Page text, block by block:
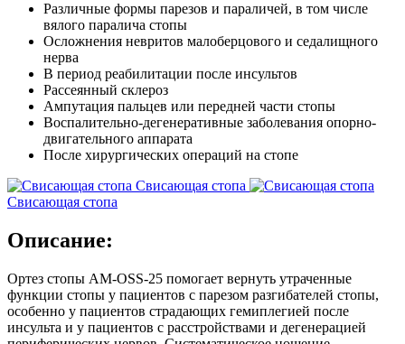
Различные формы парезов и параличей, в том числе
вялого паралича стопы
Осложнения невритов малоберцового и седалищного
нерва
В период реабилитации после инсультов
Рассеянный склероз
Ампутация пальцев или передней части стопы
Воспалительно-дегенеративные заболевания опорно-
двигательного аппарата
После хирургических операций на стопе
Свисающая стопа
Свисающая стопа
Описание:
Ортез стопы AM-OSS-25 помогает вернуть утраченные
функции стопы у пациентов с парезом разгибателей стопы,
особенно у пациентов страдающих гемиплегией после
инсульта и у пациентов с расстройствами и дегенерацией